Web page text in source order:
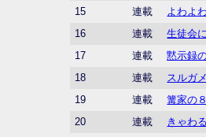
15
連載 よわよ
16
連載 生徒会
17
連載 黙示録
18
連載 スルガ
19
連載 篝家の
20
連載 きゃわ